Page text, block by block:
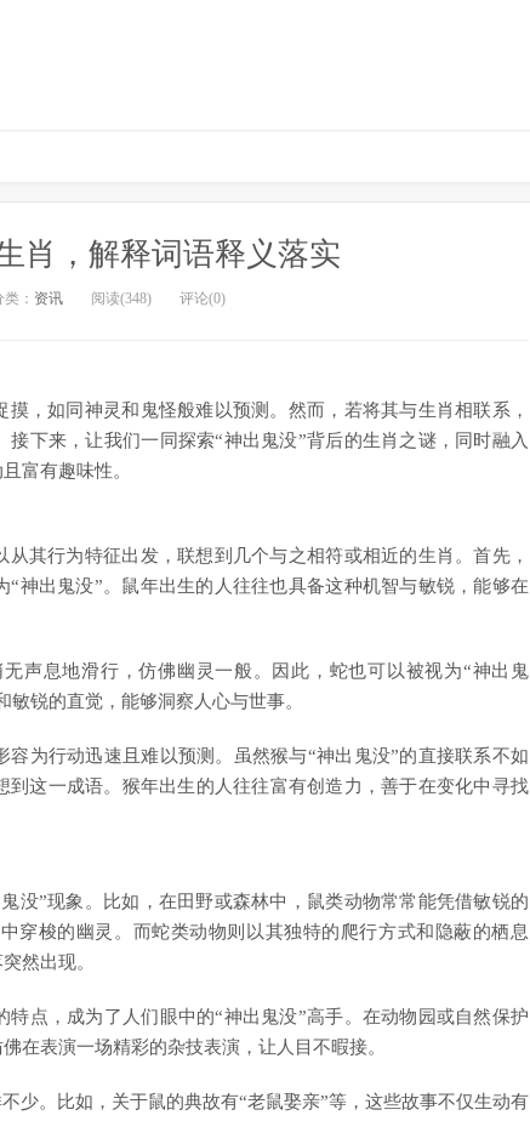
肖，解释词语释义落实
类： 资讯 阅读(348) 评论(0)
，如同神灵和鬼怪般难以预测。然而，若将其与生肖相联系，
下来，让我们一同探索“神出鬼没”背后的生肖之谜，同时融入
富有趣味性。
其行为特征出发，联想到几个与之相符或相近的生肖。首先，
神出鬼没”。鼠年出生的人往往也具备这种机智与敏锐，能够在
声息地滑行，仿佛幽灵一般。因此，蛇也可以被视为“神出鬼
锐的直觉，能够洞察人心与世事。
为行动迅速且难以预测。虽然猴与“神出鬼没”的直接联系不如
这一成语。猴年出生的人往往富有创造力，善于在变化中寻找
没”现象。比如，在田野或森林中，鼠类动物常常能凭借敏锐的
穿梭的幽灵。而蛇类动物则以其独特的爬行方式和隐蔽的栖息
然出现。
点，成为了人们眼中的“神出鬼没”高手。在动物园或自然保护
在表演一场精彩的杂技表演，让人目不暇接。
少。比如，关于鼠的典故有“老鼠娶亲”等，这些故事不仅生动有